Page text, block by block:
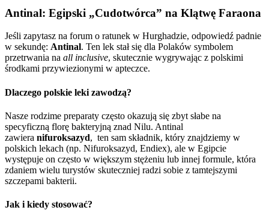
Antinal: Egipski „Cudotwórca” na Klątwę Faraona
Jeśli zapytasz na forum o ratunek w Hurghadzie, odpowiedź padnie
w sekundę: Antinal. Ten lek stał się dla Polaków symbolem
przetrwania na all inclusive, skutecznie wygrywając z polskimi
środkami przywiezionymi w apteczce.
Dlaczego polskie leki zawodzą?
Nasze rodzime preparaty często okazują się zbyt słabe na
specyficzną florę bakteryjną znad Nilu. Antinal
zawiera nifuroksazyd, ten sam składnik, który znajdziemy w
polskich lekach (np. Nifuroksazyd, Endiex), ale w Egipcie
występuje on często w większym stężeniu lub innej formule, która
zdaniem wielu turystów skuteczniej radzi sobie z tamtejszymi
szczepami bakterii.
Jak i kiedy stosować?